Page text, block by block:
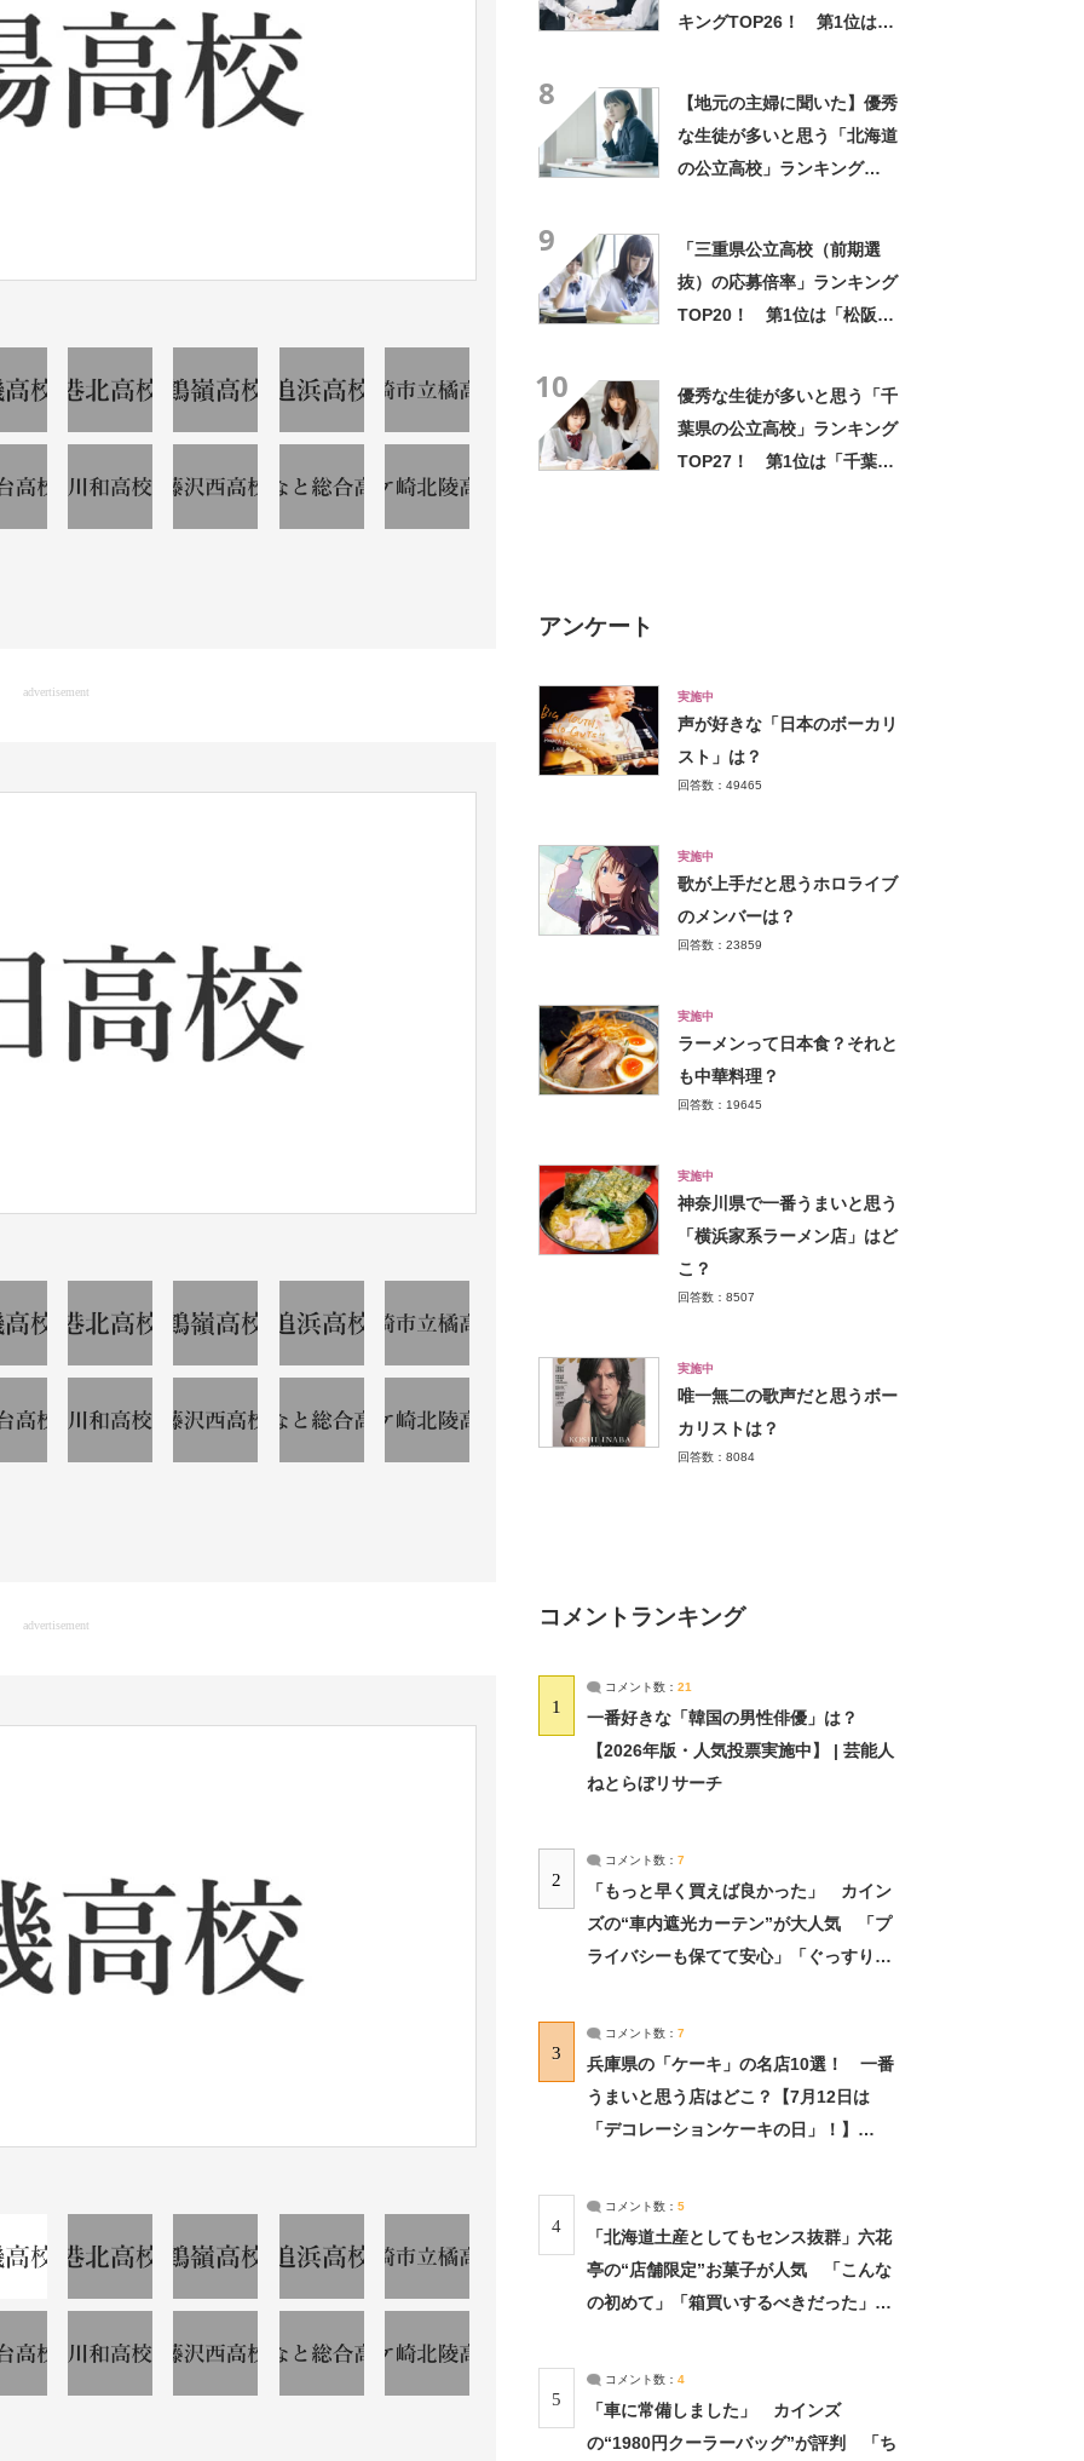
advertisement
advertisement
キングTOP26！ 第1位は
8
【地元の主婦に聞いた】優秀
な生徒が多いと思う「北海道
の公立高校」ランキング
9
「三重県公立高校（前期選
抜）の応募倍率」ランキング
TOP20！ 第1位は「松阪高
10
優秀な生徒が多いと思う「千
葉県の公立高校」ランキング
TOP27！ 第1位は「千葉県
アンケート
実施中
声が好きな「日本のボーカリ
スト」は？
回答数：49465
実施中
歌が上手だと思うホロライブ
のメンバーは？
回答数：23859
実施中
ラーメンって日本食？それと
も中華料理？
回答数：19645
実施中
神奈川県で一番うまいと思う
「横浜家系ラーメン店」はど
こ？
回答数：8507
実施中
唯一無二の歌声だと思うボー
カリストは？
回答数：8084
コメントランキング
1
コメント数： 21
一番好きな「韓国の男性俳優」は？
【2026年版・人気投票実施中】 | 芸能人
ねとらぼリサーチ
2
コメント数： 7
「もっと早く買えば良かった」 カイン
ズの“車内遮光カーテン”が大人気 「プ
ライバシーも保てて安心」「ぐっすり眠
3
コメント数： 7
兵庫県の「ケーキ」の名店10選！ 一番
うまいと思う店はどこ？【7月12日は
「デコレーションケーキの日」！】
4
コメント数： 5
「北海道土産としてもセンス抜群」六花
亭の“店舗限定”お菓子が人気 「こんな
の初めて」「箱買いするべきだった」
5
コメント数： 4
「車に常備しました」 カインズ
の“1980円クーラーバッグ”が評判 「ち